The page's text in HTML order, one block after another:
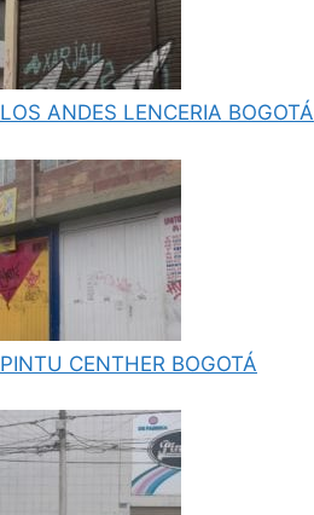
LOS ANDES LENCERIA BOGOTÁ
PINTU CENTHER BOGOTÁ